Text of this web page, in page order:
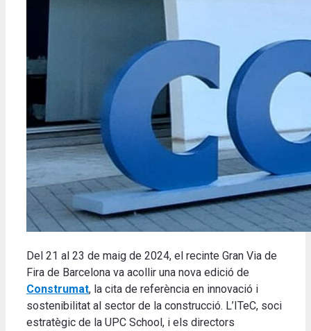
Del 21 al 23 de maig de 2024, el recinte Gran Via de
Fira de Barcelona va acollir una nova edició de
Construmat, l a cita de referència en innovació i
sostenibilitat al sector de la construcció. L’ITeC, soci
estratègic de la UPC School, i els directors